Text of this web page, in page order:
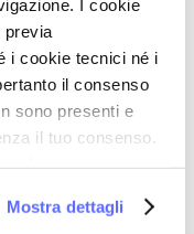
I cookie
previa
i cookie tecnici né i
il consenso
sono presenti e
il tuo consenso.
Mostra dettagli
sociale
-Mastociti
-Maternità
-Medicina di genere
vulvare -